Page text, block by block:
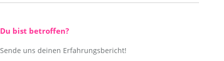
Du bist betroffen?
Sende uns deinen Erfahrungsbericht!